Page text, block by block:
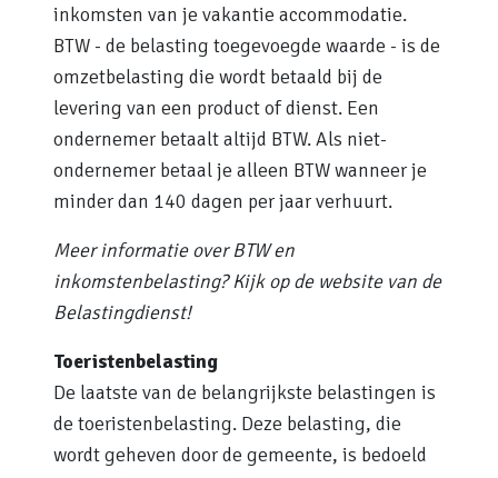
inkomsten van je vakantie accommodatie.
BTW - de belasting toegevoegde waarde - is de
omzetbelasting die wordt betaald bij de
levering van een product of dienst. Een
ondernemer betaalt altijd BTW. Als niet-
ondernemer betaal je alleen BTW wanneer je
minder dan 140 dagen per jaar verhuurt.
Meer informatie over BTW en
inkomstenbelasting? Kijk op de website van de
Belastingdienst!
Toeristenbelasting
De laatste van de belangrijkste belastingen is
de toeristenbelasting. Deze belasting, die
wordt geheven door de gemeente, is bedoeld